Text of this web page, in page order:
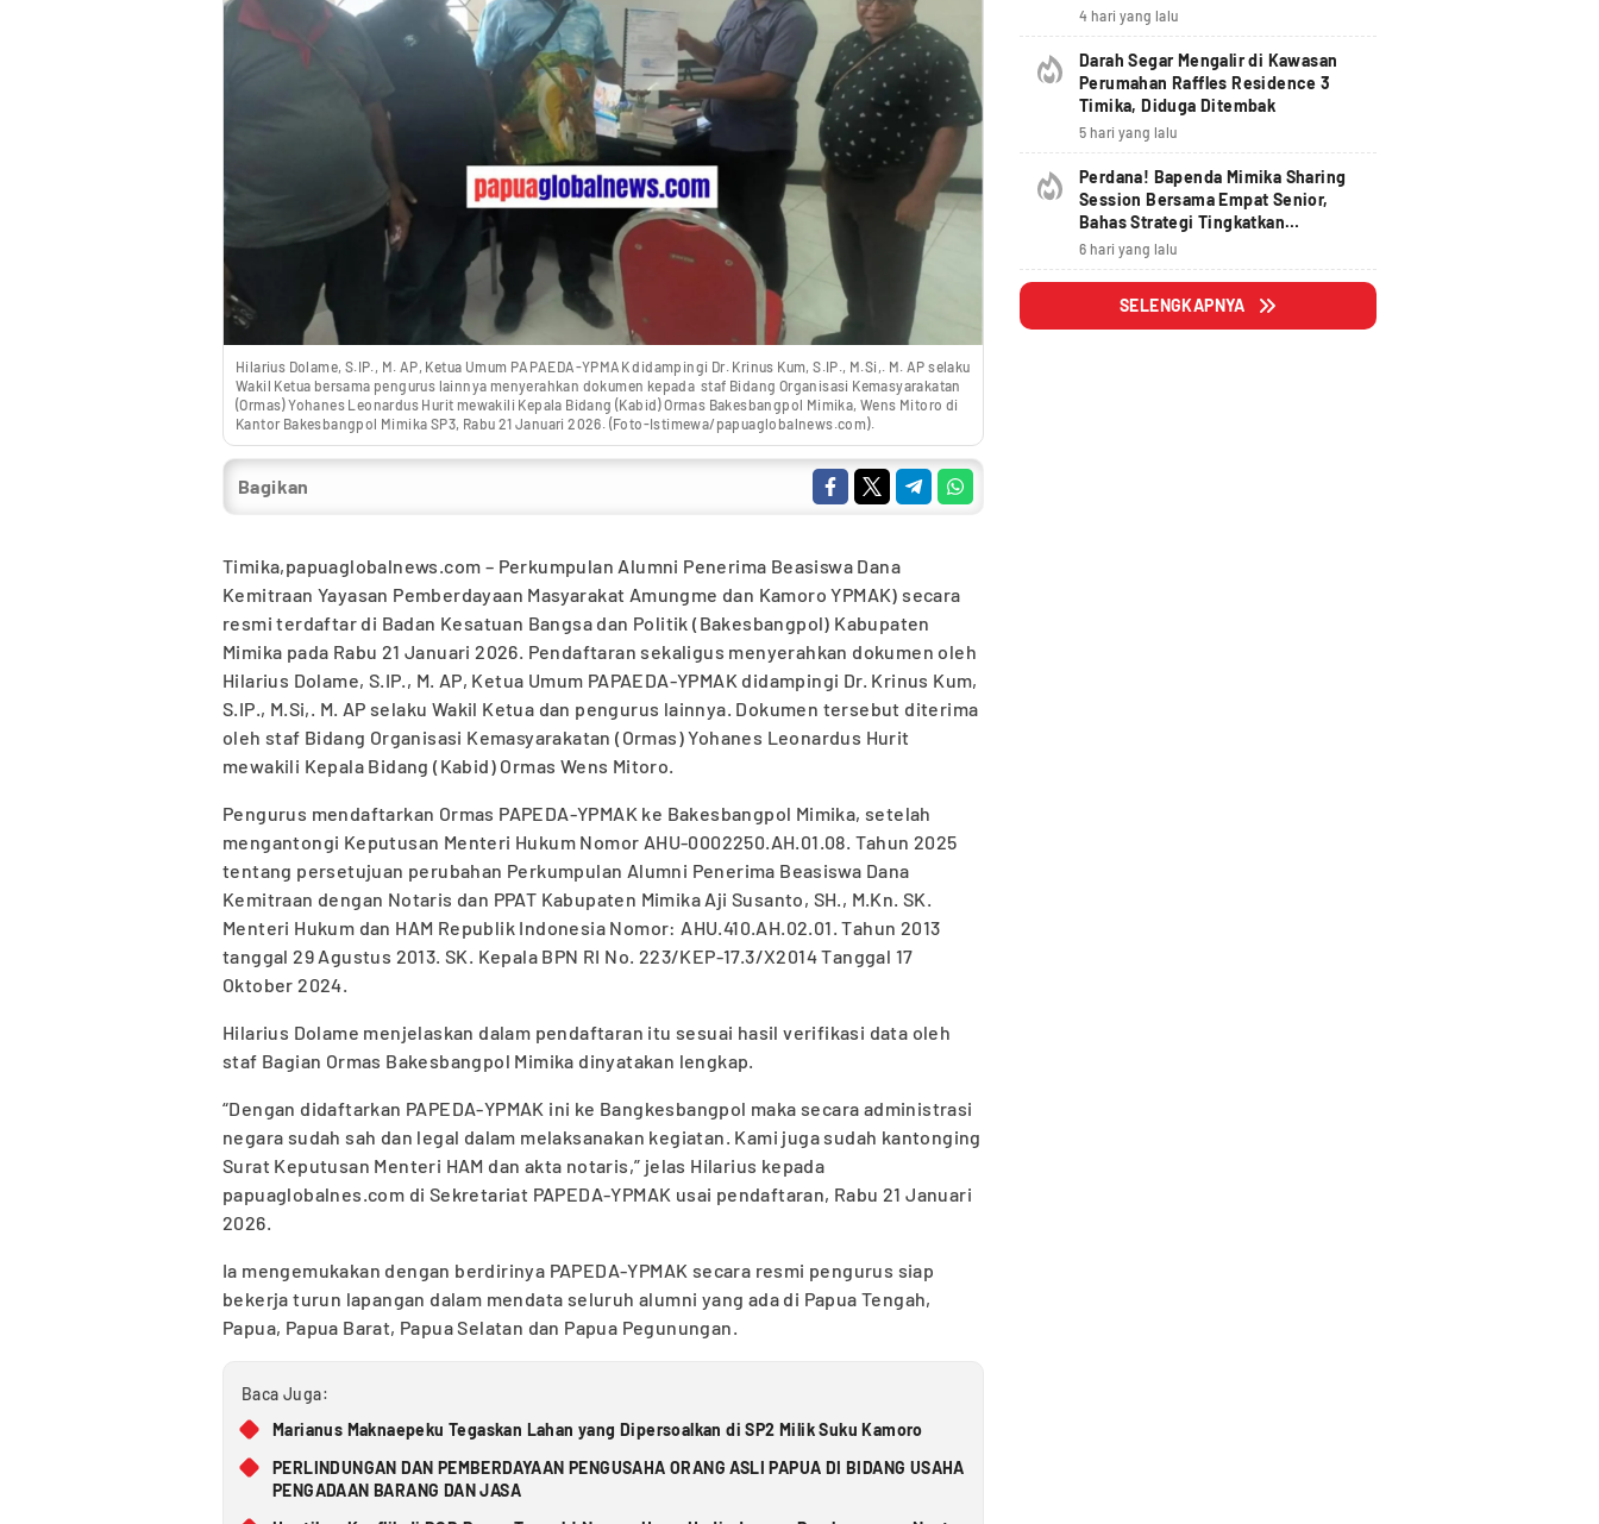
Hilarius Dolame, S.IP., M. AP, Ketua Umum PAPAEDA-YPMAK didampingi Dr. Krinus Kum, S.IP., M.Si,. M. AP selaku
Wakil Ketua bersama pengurus lainnya menyerahkan dokumen kepada staf Bidang Organisasi Kemasyarakatan
(Ormas) Yohanes Leonardus Hurit mewakili Kepala Bidang (Kabid) Ormas Bakesbangpol Mimika, Wens Mitoro di
Kantor Bakesbangpol Mimika SP3, Rabu 21 Januari 2026. (Foto-Istimewa/papuaglobalnews.com).
Bagikan
Timika,papuaglobalnews.com – Perkumpulan Alumni Penerima Beasiswa Dana
Kemitraan Yayasan Pemberdayaan Masyarakat Amungme dan Kamoro YPMAK) secara
resmi terdaftar di Badan Kesatuan Bangsa dan Politik (Bakesbangpol) Kabupaten
Mimika pada Rabu 21 Januari 2026. Pendaftaran sekaligus menyerahkan dokumen oleh
Hilarius Dolame, S.IP., M. AP, Ketua Umum PAPAEDA-YPMAK didampingi Dr. Krinus Kum,
S.IP., M.Si,. M. AP selaku Wakil Ketua dan pengurus lainnya. Dokumen tersebut diterima
oleh staf Bidang Organisasi Kemasyarakatan (Ormas) Yohanes Leonardus Hurit
mewakili Kepala Bidang (Kabid) Ormas Wens Mitoro.
Pengurus mendaftarkan Ormas PAPEDA-YPMAK ke Bakesbangpol Mimika, setelah
mengantongi Keputusan Menteri Hukum Nomor AHU-0002250.AH.01.08. Tahun 2025
tentang persetujuan perubahan Perkumpulan Alumni Penerima Beasiswa Dana
Kemitraan dengan Notaris dan PPAT Kabupaten Mimika Aji Susanto, SH., M.Kn. SK.
Menteri Hukum dan HAM Republik Indonesia Nomor: AHU.410.AH.02.01. Tahun 2013
tanggal 29 Agustus 2013. SK. Kepala BPN RI No. 223/KEP-17.3/X2014 Tanggal 17
Oktober 2024.
Hilarius Dolame menjelaskan dalam pendaftaran itu sesuai hasil verifikasi data oleh
staf Bagian Ormas Bakesbangpol Mimika dinyatakan lengkap.
“Dengan didaftarkan PAPEDA-YPMAK ini ke Bangkesbangpol maka secara administrasi
negara sudah sah dan legal dalam melaksanakan kegiatan. Kami juga sudah kantonging
Surat Keputusan Menteri HAM dan akta notaris,” jelas Hilarius kepada
papuaglobalnes.com di Sekretariat PAPEDA-YPMAK usai pendaftaran, Rabu 21 Januari
2026.
Ia mengemukakan dengan berdirinya PAPEDA-YPMAK secara resmi pengurus siap
bekerja turun lapangan dalam mendata seluruh alumni yang ada di Papua Tengah,
Papua, Papua Barat, Papua Selatan dan Papua Pegunungan.
Baca Juga:
Marianus Maknaepeku Tegaskan Lahan yang Dipersoalkan di SP2 Milik Suku Kamoro
PERLINDUNGAN DAN PEMBERDAYAAN PENGUSAHA ORANG ASLI PAPUA DI BIDANG USAHA
PENGADAAN BARANG DAN JASA
4 hari yang lalu
Darah Segar Mengalir di Kawasan
Perumahan Raffles Residence 3
Timika, Diduga Ditembak
5 hari yang lalu
Perdana! Bapenda Mimika Sharing
Session Bersama Empat Senior,
Bahas Strategi Tingkatkan
Pendapatan Daerah
6 hari yang lalu
SELENGKAPNYA